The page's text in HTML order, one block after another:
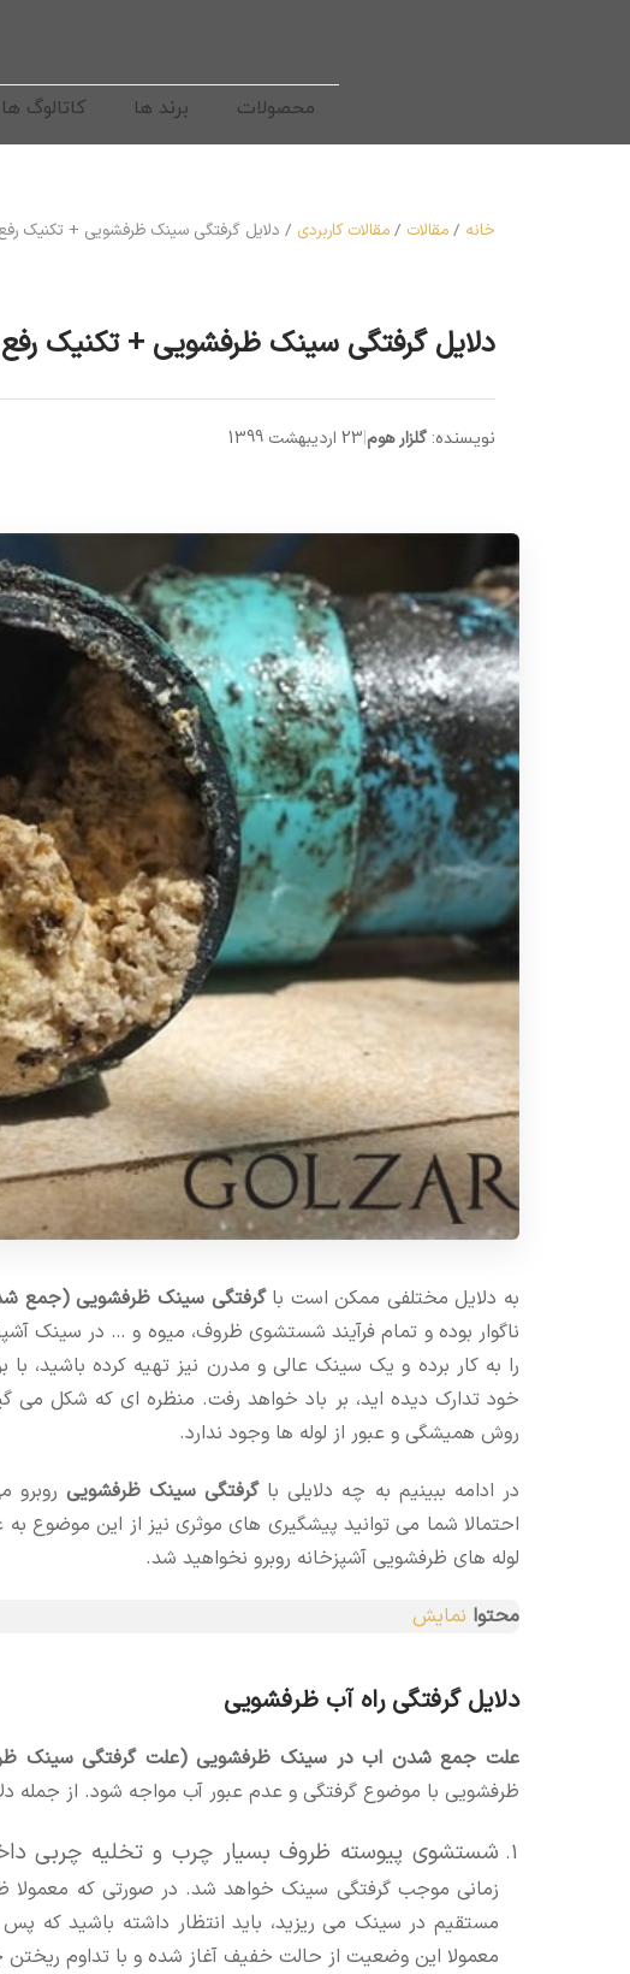
محصولات برند ها کاتالوگ ها
خانه /مقالات /مقالات کاربردی / دلایل گرفتگی سینک ظرفشویی + تکنیک
دلایل گرفتگی سینک ظرفشویی + تکنیک
نویسنده: گلزار هوم|23 اردیبهشت 1399
به دلایل مختلفی ممکن است با گرفتگی سینک ظرفشویی (جمع
ناگوار بوده و تمام فرآیند شستشوی ظروف، میوه و … در سینک
را به کار برده و یک سینک عالی و مدرن نیز تهیه کرده باشید،
خود تدارک دیده اید، بر باد خواهد رفت. منظره ای که شکل می
روش همیشگی و عبور از لوله ها وجود ندارد.
در ادامه ببینیم به چه دلایلی با گرفتگی سینک ظرفشویی
احتمالا شما می توانید پیشگیری های موثری نیز از این موضوع
لوله های ظرفشویی آشپزخانه روبرو نخواهید شد.
محتوا نمایش
دلایل گرفتگی راه آب ظرفشویی
علت جمع شدن اب در سینک ظرفشویی (علت گرفتگی سینک
ظرفشویی با موضوع گرفتگی و عدم عبور آب مواجه شود. از جمله
شستشوی پیوسته ظروف بسیار چرب و تخلیه چربی
زمانی موجب گرفتگی سینک خواهد شد. در صورتی که
مستقیم در سینک می ریزید، باید انتظار داشته باشید که
معمولا این وضعیت از حالت خفیف آغاز شده و با تداوم